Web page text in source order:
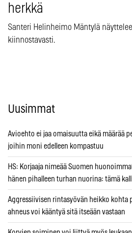
herkkä
Santeri Helinheimo Mäntylä
kiinnostavasti.
Uusimmat
Avioehto ei jaa omaisuutta eikä määrää
joihin moni edelleen kompastuu
HS: Korjaaja nimeää Suomen
hänen pihalleen turhan nuorina: tämä
Aggressiivisen rintasyövän heikko kohta
ahneus voi kääntyä sitä itseään vastaan